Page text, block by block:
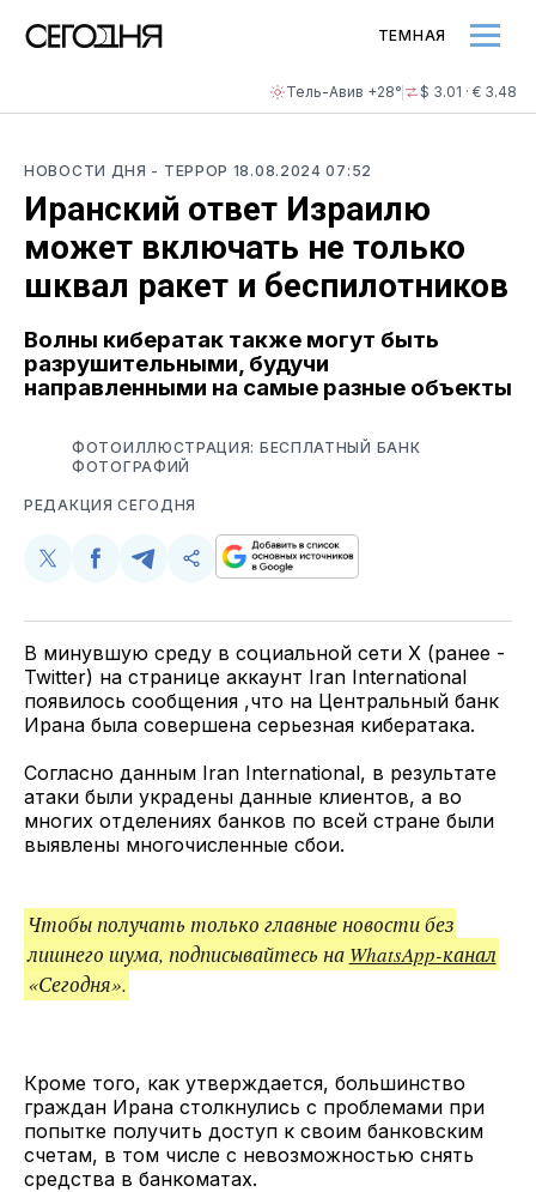
Тель-Авив +28° $ 3.01 · € 3.48
ТЕМНАЯ
НОВОСТИ ДНЯ - ТЕРРОР 18.08.2024 07:52
Иранский ответ Израилю
может включать не только
шквал ракет и беспилотников
Волны кибератак также могут быть
разрушительными, будучи
направленными на самые разные объекты
ФОТОИЛЛЮСТРАЦИЯ: БЕСПЛАТНЫЙ БАНК
ФОТОГРАФИЙ
РЕДАКЦИЯ СЕГОДНЯ
Поделиться
Twitter
Поделиться
Facebook
Поделиться
Telegram
Скопируйте
поделитесь
В минувшую среду в социальной сети X (ранее -
Twitter) на странице аккаунт Iran International
появилось сообщения ,что на Центральный банк
Ирана была совершена серьезная кибератака.
Согласно данным Iran International, в результате
атаки были украдены данные клиентов, а во
многих отделениях банков по всей стране были
выявлены многочисленные сбои.
Чтобы получать только главные новости без
лишнего шума, подписывайтесь на WhatsApp-канал
«Сегодня».
Кроме того, как утверждается, большинство
граждан Ирана столкнулись с проблемами при
попытке получить доступ к своим банковским
счетам, в том числе с невозможностью снять
средства в банкоматах.